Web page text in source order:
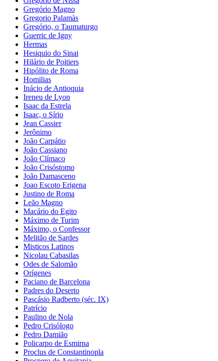
Gregório Magno
Gregorio Palamàs
Gregório, o Taumaturgo
Guerric de Igny
Hermas
Hesiquio do Sinai
Hilário de Poitiers
Hipólito de Roma
Homilias
Inácio de Antioquia
Ireneu de Lyon
Isaac da Estrela
Isaac, o Sírio
Jean Cassier
Jerônimo
João Carpátio
João Cassiano
João Clímaco
João Crisóstomo
João Damasceno
Joao Escoto Erigena
Justino de Roma
Leão Magno
Macário do Egito
Máximo de Turim
Máximo, o Confessor
Melitão de Sardes
Misticos Latinos
Nicolau Cabasilas
Odes de Salomão
Orígenes
Paciano de Barcelona
Padres do Deserto
Pascásio Radberto (séc. IX)
Patrício
Paulino de Nola
Pedro Crisólogo
Pedro Damião
Policarpo de Esmirna
Proclus de Constantinopla